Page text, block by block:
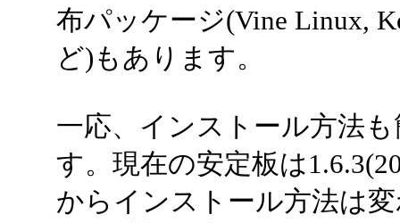
布パッケージ(Vine Linux,
ど)もあります。
一応、インストール方法
す。現在の安定板は
からインストール方法は